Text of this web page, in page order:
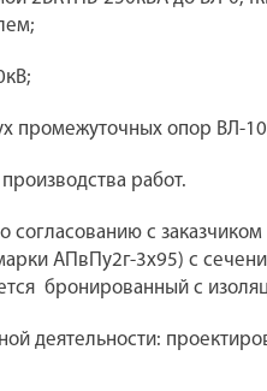
промежуточных опор ВЛ-
работ.
согласованию с
АПвПу2г-3х95) с
бронированный с
деятельности: